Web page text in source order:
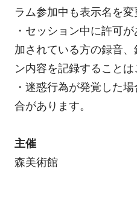
ラム参加中も表示名を変
・セッション中に許可
加されている方の録音
ン内容を記録することは
・迷惑行為が発覚した
合があります。
主催
森美術館